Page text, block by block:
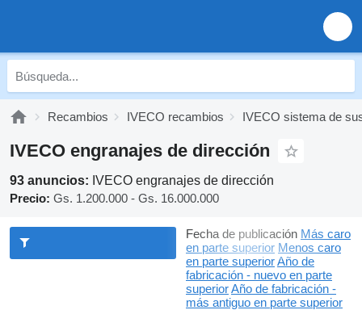
Recambios IVECO recambios IVECO sistema de
IVECO engranajes de dirección
93 anuncios: IVECO engranajes de dirección
Precio: Gs. 1.200.000 - Gs. 16.000.000
Fecha de publicación Más caro
en parte superior Menos caro
en parte superiorAño de
fabricación - nuevo en parte
superiorAño de fabricación -
más antiguo en parte superior